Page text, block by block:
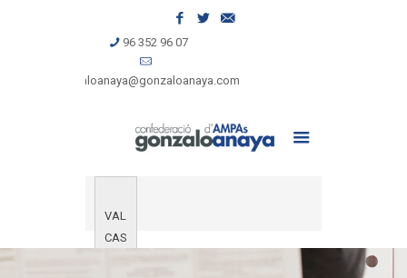
96 352 96 07
gonzaloanaya@gonzaloanaya.com
VAL
CAS